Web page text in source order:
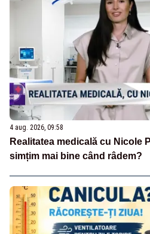
4 aug. 2026, 09:58
Realitatea medicală cu Nicole
simțim mai bine când râdem?